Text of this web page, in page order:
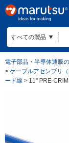
電子部品・半導体通販
> ケーブルアセンブリ（
ード線 > 11" PRE-